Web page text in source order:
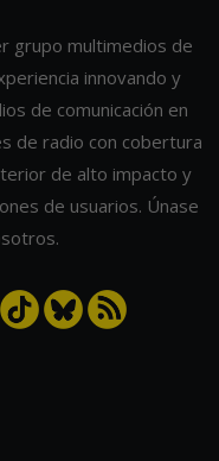
grupo multimedios de
innovando y
de comunicación en
de radio con cobertura
de alto impacto y
de usuarios. Únase